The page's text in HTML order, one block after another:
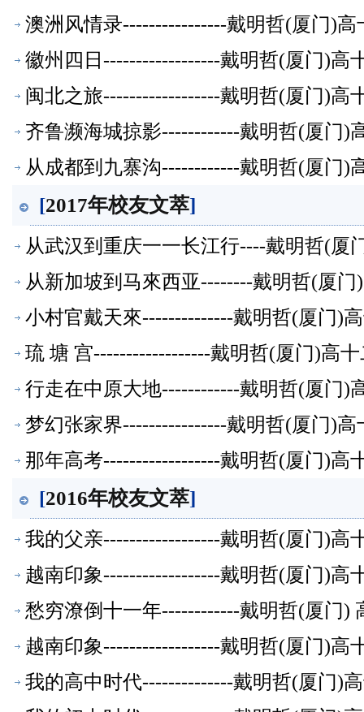
澳洲风情录----------------戴明哲(厦门)
徽州四日------------------戴明哲(厦门)高
闽北之旅------------------戴明哲(厦门)高
齐鲁濒海城掠影------------戴明哲(厦门)
从成都到九寨沟------------戴明哲(厦门)
[2017年校友文萃]
从武汉到重庆一一长江行----戴明哲(厦
从新加坡到马來西亚--------戴明哲(厦
小村官戴天來--------------戴明哲(厦门)
琉 塘 宫------------------戴明哲(厦门)高
行走在中原大地------------戴明哲(厦门)
梦幻张家界----------------戴明哲(厦门)
那年高考------------------戴明哲(厦门)高
[2016年校友文萃]
我的父亲------------------戴明哲(厦门)高
越南印象------------------戴明哲(厦门)高
愁穷潦倒十一年------------戴明哲(厦门)
越南印象------------------戴明哲(厦门)高
我的高中时代--------------戴明哲(厦门)